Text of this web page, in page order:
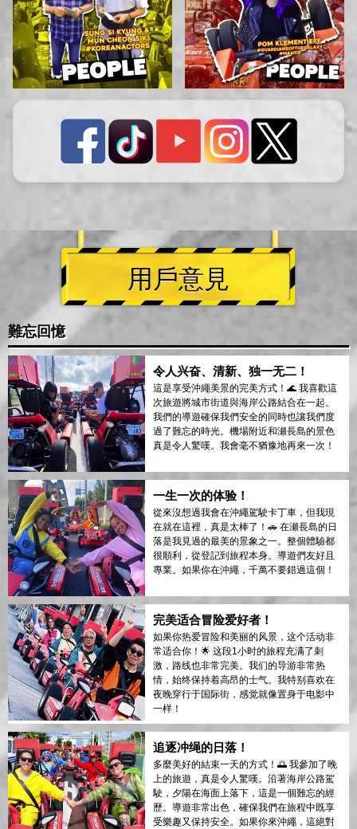
用戶意見
難忘回憶
令人兴奋、清新、独一无二！
這是享受沖繩美景的完美方式！🌊 我喜歡這
次旅遊將城市街道與海岸公路結合在一起。
我們的導遊確保我們安全的同時也讓我們度
過了難忘的時光。機場附近和瀬長島的景色
真是令人驚嘆。我會毫不猶豫地再來一次！
一生一次的体验！
從來沒想過我會在沖繩駕駛卡丁車，但我現
在就在這裡，真是太棒了！🚗 在瀬長島的日
落是我見過的最美的景象之一。整個體驗都
很順利，從登記到旅程本身。導遊們友好且
專業。如果你在沖繩，千萬不要錯過這個！
完美适合冒险爱好者！
如果你热爱冒险和美丽的风景，这个活动非
常适合你！🌟 这段1小时的旅程充满了刺
激，路线也非常完美。我们的导游非常热
情，始终保持着高昂的士气。我特别喜欢在
夜晚穿行于国际街，感觉就像置身于电影中
一样！
追逐冲绳的日落！
多麼美好的結束一天的方式！🌅 我參加了晚
上的旅遊，真是令人驚嘆。沿著海岸公路駕
駛，夕陽在海面上落下，這是一個難忘的經
歷。導遊非常出色，確保我們在旅程中既享
受樂趣又保持安全。如果你來沖繩，這絕對